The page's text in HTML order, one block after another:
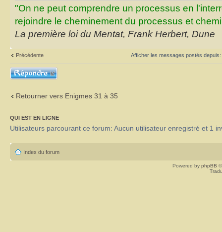
"On ne peut comprendre un processus en
rejoindre le cheminement du processus et
La première loi du Mentat, Frank Herbert, Dune
Précédente Afficher les messages postés depuis:
Répondre
Retourner vers Enigmes 31 à 35
QUI EST EN LIGNE
Utilisateurs parcourant ce forum: Aucun utilisateur enregistré et 1
Index du forum
Powered by phpBB